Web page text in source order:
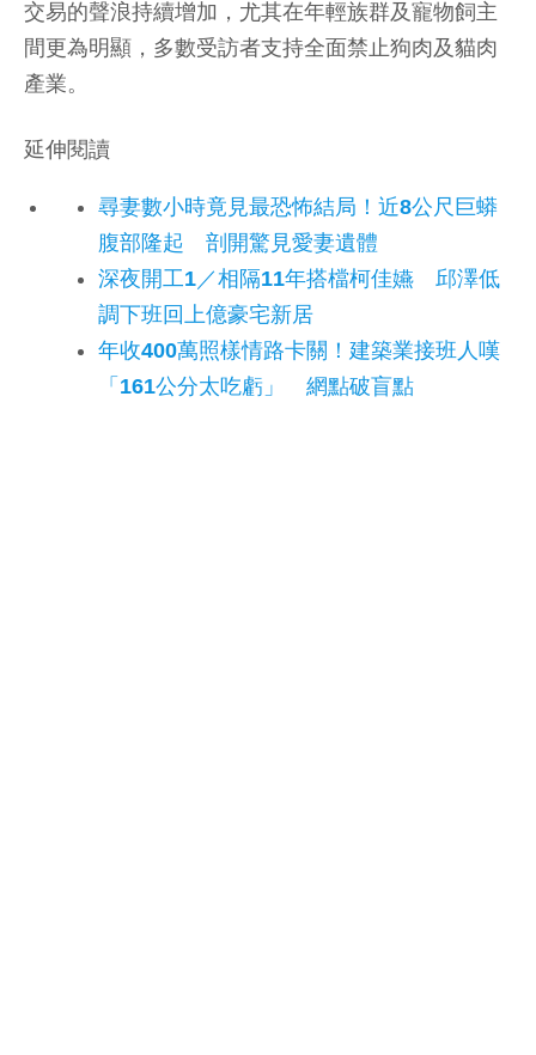
交易的聲浪持續增加，尤其在年輕族群及寵物飼主
間更為明顯，多數受訪者支持全面禁止狗肉及貓肉
產業。
延伸閱讀
尋妻數小時竟見最恐怖結局！近8公尺巨蟒
腹部隆起 剖開驚見愛妻遺體
深夜開工1／相隔11年搭檔柯佳嬿 邱澤低
調下班回上億豪宅新居
年收400萬照樣情路卡關！建築業接班人嘆
「161公分太吃虧」 網點破盲點